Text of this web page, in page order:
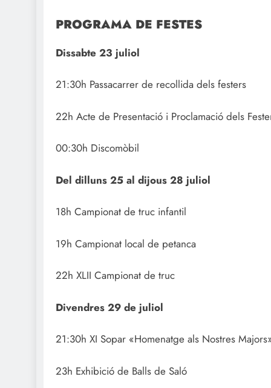
PROGRAMA DE FESTES
Dissabte 23 juliol
21:30h Passacarrer de recollida dels festers
22h Acte de Presentació i Proclamació dels
00:30h Discomòbil
Del dilluns 25 al dijous 28 juliol
18h Campionat de truc infantil
19h Campionat local de petanca
22h XLII Campionat de truc
Divendres 29 de juliol
21:30h XI Sopar «Homenatge als Nostres
23h Exhibició de Balls de Saló